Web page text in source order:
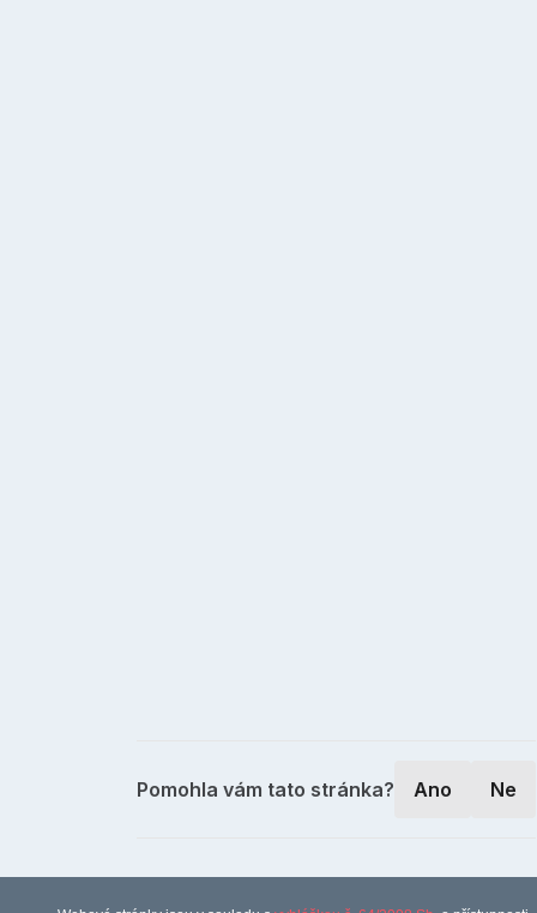
Pomohla vám tato stránka? Ano Ne